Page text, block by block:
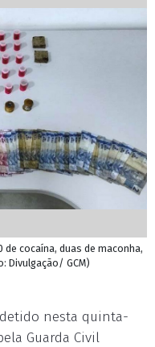
cocaína, duas de maconha,
Divulgação/ GCM)
nesta quinta-
Guarda Civil